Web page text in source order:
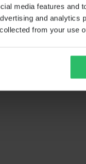
media features and
and analytics
from your use